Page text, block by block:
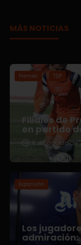
MÁS NOTICIAS
Premier TDP
Filiales de
en partido
8 de agosto de
Expansión
Los
admiración: